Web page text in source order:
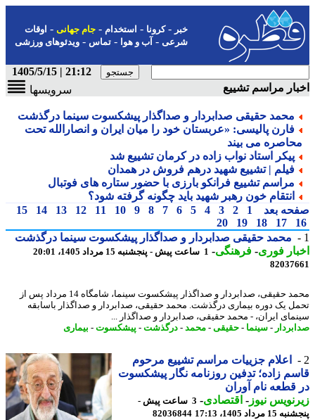
-کرونا-استخدام- جام جهانی-اوقات
شرعی-آب و هوا-تماس-ویدئوهای ورزشی
21:12 | 1405/5/15
مراسم تشییع
سرویسها
محمد حقیقی صدابردار و صداگذار پیشکسوت سینما درگذشت
فارن پالیسی: «عربستان خود را میان ایران و انصارالله تحت
می بیند
پیکر استاد نواب زاده در کرمان تشییع شد
فیلم | تشییع شهید درهم فروش در همدان
مراسم تشییع فرانکو بارزی با حضور ستاره های فوتبال
انتقام خون رهبر شهید باید چگونه گرفته شود؟
بعد
1
2
3
4
5
6
7
8
9
10
11
12
13
14
15
17
18
19
20
محمد حقیقی صدابردار و صداگذار پیشکسوت سینما درگذشت
فوری- فرهنگی-1 ساعت پیش - پنجشنبه 15 مرداد 1405، 20:01
محمد حقیقی، صدابردار و صداگذار پیشکسوت سینما، شامگاه 14 مرداد پس از
یک دوره بیماری درگذشت. محمد حقیقی، صدابردار و صداگذار باسابقه
ایران، - محمد حقیقی، صدابردار و صداگذار ...
-سینما-حقیقی-محمد-درگذشت-پیشکسوت-بیماری
اعلام جزییات مراسم تشییع مرحوم
زاده؛ تدفین روزنامه نگار پیشکسوت
قطعه نام آوران
نیوز-اقتصادی- 3 ساعت پیش -
1405، 17:13
82036844